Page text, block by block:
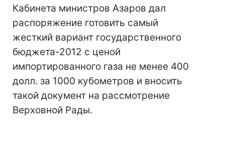
Кабинета министров Азаров дал
распоряжение готовить самый
жесткий вариант государственного
бюджета-2012 с ценой
импортированного газа не менее 400
долл. за 1000 кубометров и вносить
такой документ на рассмотрение
Верховной Рады.